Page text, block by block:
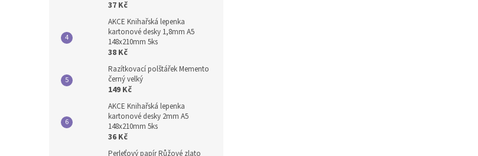
37 Kč
AKCE Knihařská lepenka
kartonové desky 1,8mm A5
148x210mm 5ks
38 Kč
Razítkovací polštářek Memento
černý velký
149 Kč
AKCE Knihařská lepenka
kartonové desky 2mm A5
148x210mm 5ks
36 Kč
Perleťový papír Růžové zlato